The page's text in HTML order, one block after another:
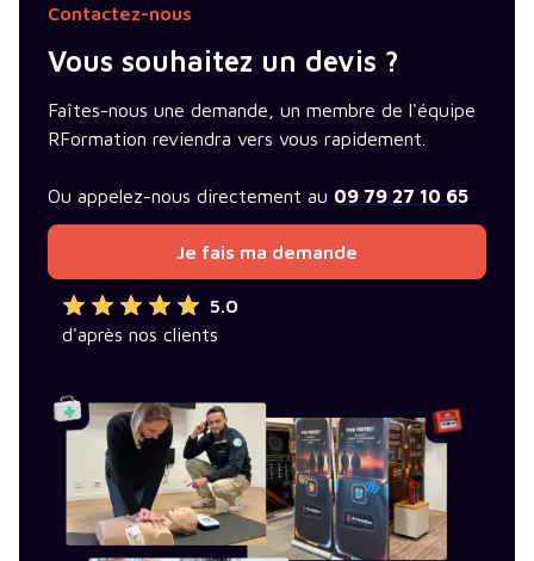
Contactez-nous
Vous souhaitez un devis ?
Faîtes-nous une demande, un membre de l'équipe
RFormation reviendra vers vous rapidement.
Ou appelez-nous directement au 09 79 27 10 65
Je fais ma demande
5.0
d'après nos clients